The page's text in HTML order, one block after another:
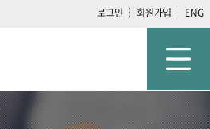
로그인 회원가입 ENG